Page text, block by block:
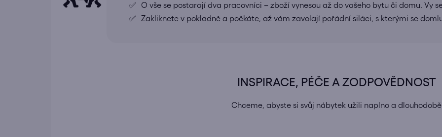
O vše se postarají dva pracovníci – zboží vynesou až do vašeho bytu či domu. Vy
Zakliknete v pokladně a počkáte, až vám zavolají pořádní siláci, s kterými se
INSPIRACE, PÉČE A ZODPOVĚDNOST
Chceme, abyste si svůj nábytek užili naplno a dlouhodobě